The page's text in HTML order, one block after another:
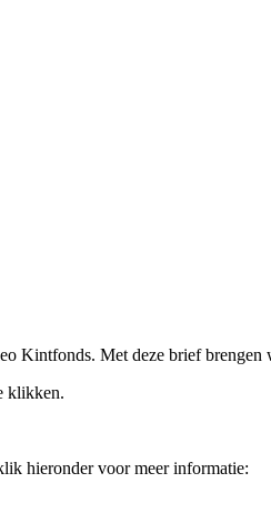
Kintfonds. Met deze brief
klikken.
hieronder voor meer informatie: